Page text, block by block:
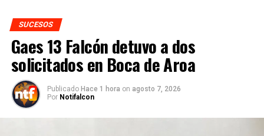
SUCESOS
Gaes 13 Falcón detuvo a dos
solicitados en Boca de Aroa
Publicado Hace 1 hora on agosto 7, 2026
Por Notifalcon